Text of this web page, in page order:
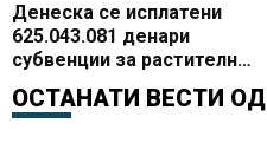
Денеска се исплатени
625.043.081 денари
субвенции за растително
производство од
Програмата за
ОСТАНАТИ ВЕСТИ ОД